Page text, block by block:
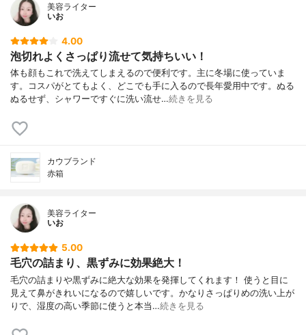
美容ライター
いお
4.00
泡切れよくさっぱり流せて気持ちいい！
体も顔もこれで洗えてしまえるので便利です。主に冬場に使っていま
す。コスパがとてもよく、どこでも手に入るので長年愛用中です。ぬる
ぬるせず、シャワーですぐに洗い流せ…続きを見る
カウブランド
赤箱
美容ライター
いお
5.00
毛穴の詰まり、黒ずみに効果絶大！
毛穴の詰まりや黒ずみに絶大な効果を発揮してくれます！ 使うと目に
見えて鼻がきれいになるので嬉しいです。かなりさっぱりめの洗い上が
りで、湿度の高い季節に使うと本当…続きを見る